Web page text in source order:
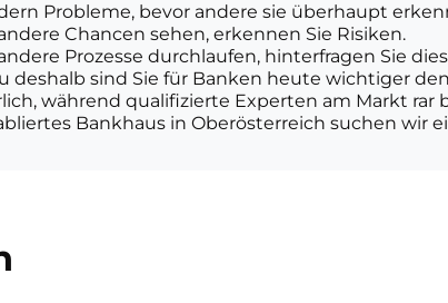
Probleme, bevor andere sie überhaupt
Chancen sehen, erkennen Sie Risiken.
Prozesse durchlaufen, hinterfragen Sie
deshalb sind Sie für Banken heute wichtiger
während qualifizierte Experten am Markt rar
Bankhaus in Oberösterreich suchen wir